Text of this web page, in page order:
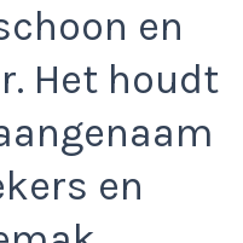
en
Het houdt
en